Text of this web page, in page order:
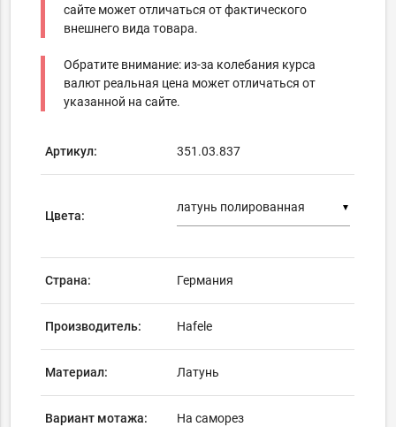
сайте может отличаться от фактического
внешнего вида товара.
Обратите внимание: из-за колебания курса
валют реальная цена может отличаться от
указанной на сайте.
Артикул: 351.03.837
Цвета:
▼
Страна: Германия
Производитель: Hafele
Материал: Латунь
Вариант мотажа: На саморез